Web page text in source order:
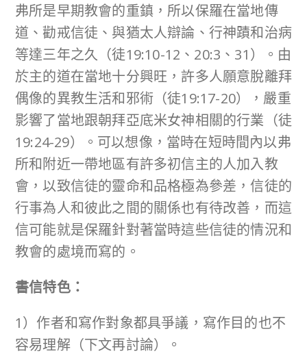
弗所是早期教會的重鎮，所以保羅在當地傳
道、勸戒信徒、與猶太人辯論、行神蹟和治病
等達三年之久（徒19:10-12、20:3、31）。由
於主的道在當地十分興旺，許多人願意脫離拜
偶像的異教生活和邪術（徒19:17-20），嚴重
影響了當地跟朝拜亞底米女神相關的行業（徒
19:24-29）。可以想像，當時在短時間內以弗
所和附近一帶地區有許多初信主的人加入教
會，以致信徒的靈命和品格極為參差，信徒的
行事為人和彼此之間的關係也有待改善，而這
信可能就是保羅針對著當時這些信徒的情況和
教會的處境而寫的。
書信特色：
1）作者和寫作對象都具爭議，寫作目的也不
容易理解（下文再討論）。